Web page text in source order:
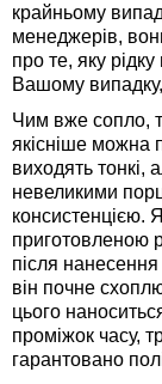
крайньому
менеджерів,
про те, яку
Вашому випадку,
Чим вже сопло,
якісніше можна
виходять тонкі,
невеликими
консистенцією.
приготовленою
після
він почне
цього
проміжок часу,
гарантовано